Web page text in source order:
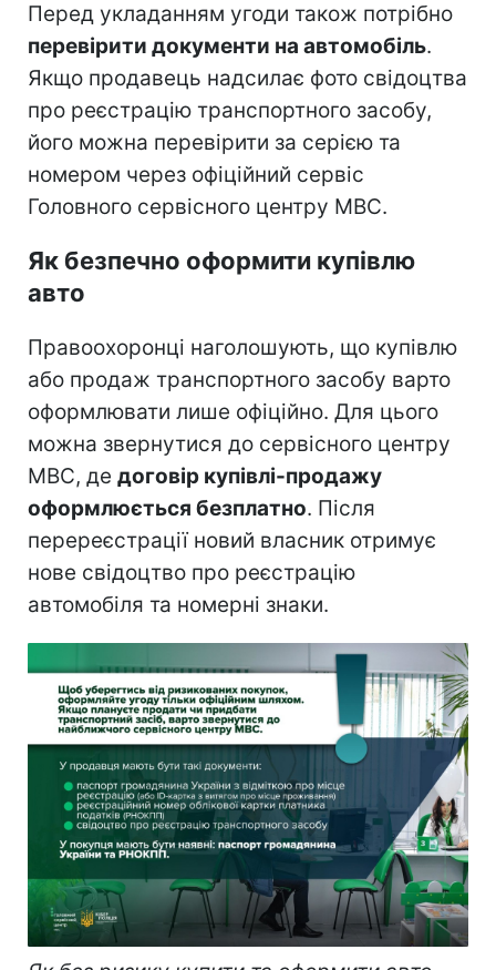
Перед укладанням угоди також потрібно
перевірити документи на автомобіль.
Якщо продавець надсилає фото свідоцтва
про реєстрацію транспортного засобу,
його можна перевірити за серією та
номером через офіційний сервіс
Головного сервісного центру МВС.
Як безпечно оформити купівлю
авто
Правоохоронці наголошують, що купівлю
або продаж транспортного засобу варто
оформлювати лише офіційно. Для цього
можна звернутися до сервісного центру
МВС, де договір купівлі-продажу
оформлюється безплатно. Після
перереєстрації новий власник отримує
нове свідоцтво про реєстрацію
автомобіля та номерні знаки.